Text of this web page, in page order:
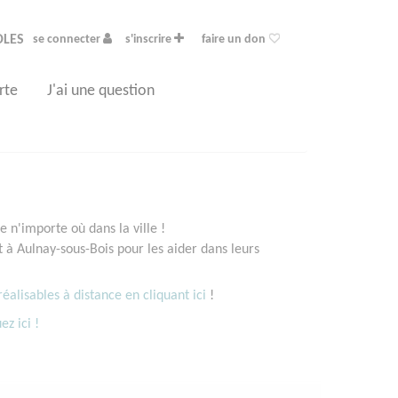
se connecter s'inscrire faire un don
J'ai une question
n'importe où dans la ville !
Aulnay-sous-Bois pour les aider dans leurs
à distance en cliquant ici !
ici !